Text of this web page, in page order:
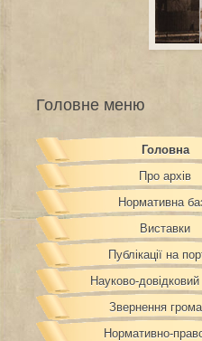
Головне меню
Головна
Про архів
Нормативна
Виставки
Публікації на
Науково-
Звернення
Нормативно-